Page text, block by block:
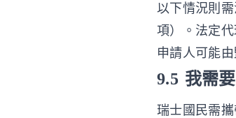
以下情況則
項）。法定
申請人可能
9.5 我需
瑞士國民需